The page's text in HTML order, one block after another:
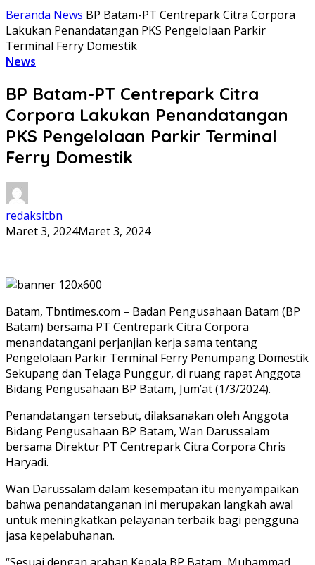
Beranda News BP Batam-PT Centrepark Citra Corpora
Lakukan Penandatangan PKS Pengelolaan Parkir
Terminal Ferry Domestik
News
BP Batam-PT Centrepark Citra
Corpora Lakukan Penandatangan
PKS Pengelolaan Parkir Terminal
Ferry Domestik
redaksitbn
Maret 3, 2024Maret 3, 2024
Batam, Tbntimes.com – Badan Pengusahaan Batam (BP
Batam) bersama PT Centrepark Citra Corpora
menandatangani perjanjian kerja sama tentang
Pengelolaan Parkir Terminal Ferry Penumpang Domestik
Sekupang dan Telaga Punggur, di ruang rapat Anggota
Bidang Pengusahaan BP Batam, Jum’at (1/3/2024).
Penandatangan tersebut, dilaksanakan oleh Anggota
Bidang Pengusahaan BP Batam, Wan Darussalam
bersama Direktur PT Centrepark Citra Corpora Chris
Haryadi.
Wan Darussalam dalam kesempatan itu menyampaikan
bahwa penandatanganan ini merupakan langkah awal
untuk meningkatkan pelayanan terbaik bagi pengguna
jasa kepelabuhanan.